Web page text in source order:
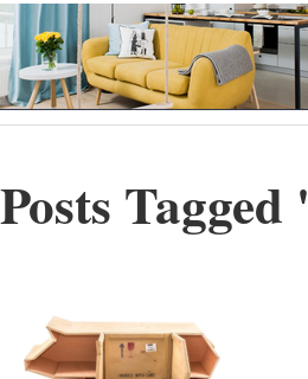
Posts Tagged '